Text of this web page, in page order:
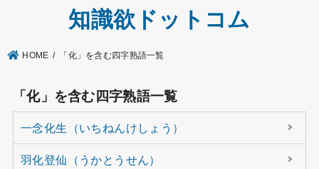
知識欲ドットコム
HOME 「化」を含む四字熟語一覧
「化」を含む四字熟語一覧
一念化生（いちねんけしょう）
羽化登仙（うかとうせん）